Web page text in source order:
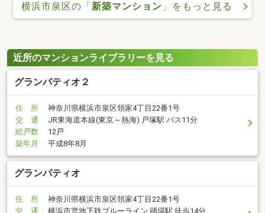
横浜市泉区の「 新築マンション 」をもっと見る
近所のマンションライブラリーを見る
グランパティオ２
住 所
神奈川県横浜市泉区領家4丁目22番1号
交 通
JR東海道本線(東京～熱海) 戸塚駅 バス11分
総戸数
12戸
築年月
平成8年8月
グランパティオ
住 所
神奈川県横浜市泉区領家4丁目22番1号
交 通
横浜市営地下鉄ブルーライン 踊場駅 徒歩14分